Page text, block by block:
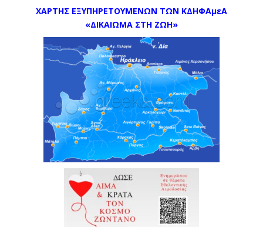
ΧΑΡΤΗΣ ΕΞΥΠΗΡΕΤΟΥΜΕΝΩΝ ΤΩΝ ΚΔΗΦΑμεΑ
«ΔΙΚΑΙΩΜΑ ΣΤΗ ΖΩΗ»